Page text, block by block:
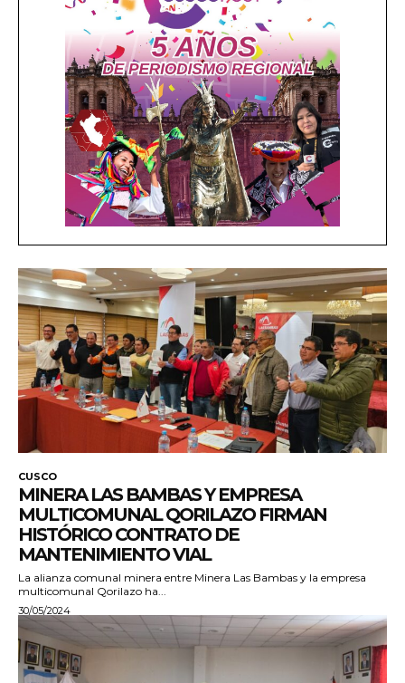
CUSCO
MINERA LAS BAMBAS Y EMPRESA
MULTICOMUNAL QORILAZO FIRMAN
HISTÓRICO CONTRATO DE
MANTENIMIENTO VIAL
La alianza comunal minera entre Minera Las Bambas y la empresa
multicomunal Qorilazo ha...
30/05/2024